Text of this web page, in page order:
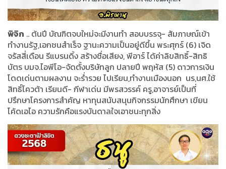
พิจิก .. ต้นปี บัณฑิตจบใหม่จะมีงานทำ สอบบรรจุ- สัมภาษณ์เข้า
ทำงานรัฐ,เอกชนสำเร็จ ฐานะความเป็นอยู่ดีขึ้น พระศุกร์ (6) เจิด
จรัสสี่เดือน รีแบรนดิ้ง สร้างชื่อเสียง, พีอาร์ ได้ค่าลิขสิทธิ์-สิทธิ
บัตร บมจ.ไอพีโอ-จัดตั้งบริษัทลูก ปลายปี พฤหัส (5) ดาวการเงิน
โดดเด่นตามผลงาน จะร่ำรวย ไปเรียน,ทำงานเมืองนอก นร,นศ.ใช้
สิทธิ์โควต้า เรียนดี- กีฬาเด่น มีพรสวรรค์ ครู,อาจารย์เป็นที่
ปรึกษาโครงการสำคัญ หาทุนสนับสนุนกิจกรรมนักศึกษา เขียน
โค้ดเอไอ ความรักคือแรงบันดาลใจเอาชนะทุกสิ่ง